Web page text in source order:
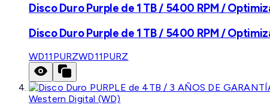
Disco Duro Purple de 1 TB / 5400 RPM /
Disco Duro Purple de 1 TB / 5400 RPM /
WD11PURZWD11PURZ
Western Digital (WD)